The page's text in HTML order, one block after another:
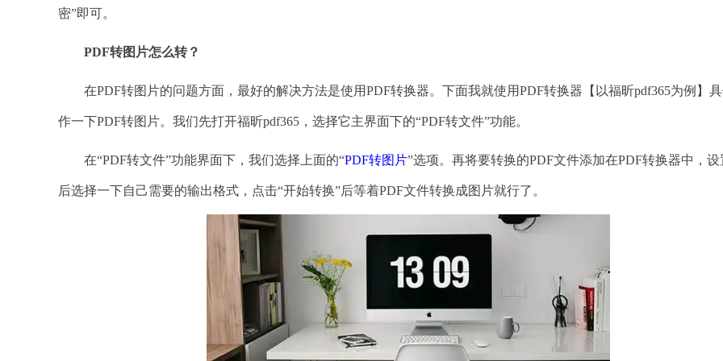
密”即可。
PDF转图片怎么转？
在PDF转图片的问题方面，最好的解决方法是使用PDF转换器。下面我就使用PDF转换器【以福昕pdf365为例】
作一下PDF转图片。我们先打开福昕pdf365，选择它主界面下的“PDF转文件”功能。
在“PDF转文件”功能界面下，我们选择上面的“PDF转图片”选项。再将要转换的PDF文件添加在PDF转换器中，设
后选择一下自己需要的输出格式，点击“开始转换”后等着PDF文件转换成图片就行了。